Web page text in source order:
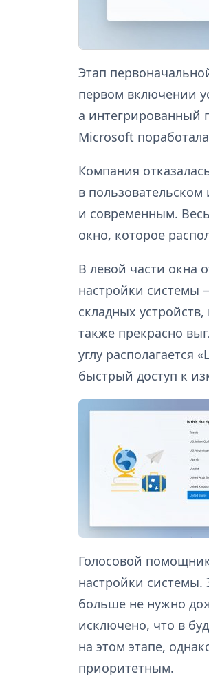
Этап
первом включении
а интегрированный
Microsoft
Компания
в
и современным.
окно, которое
В левой части окна
настройки системы
складных
также прекрасно
углу располагается
быстрый доступ к
Голосовой
настройки системы.
больше не нужно
исключено, что в
на этом этапе,
приоритетным.